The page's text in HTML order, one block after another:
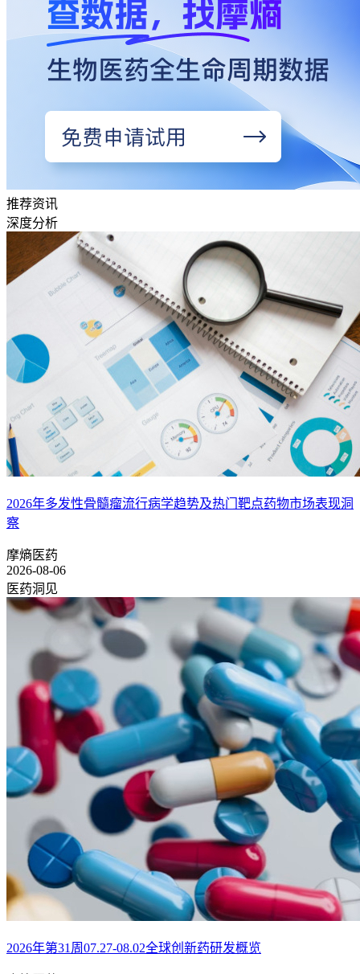
推荐资讯
深度分析
2026年多发性骨髓瘤流行病学趋势及热门靶点药物市场表现洞
察
摩熵医药
2026-08-06
医药洞见
2026年第31周07.27-08.02全球创新药研发概览